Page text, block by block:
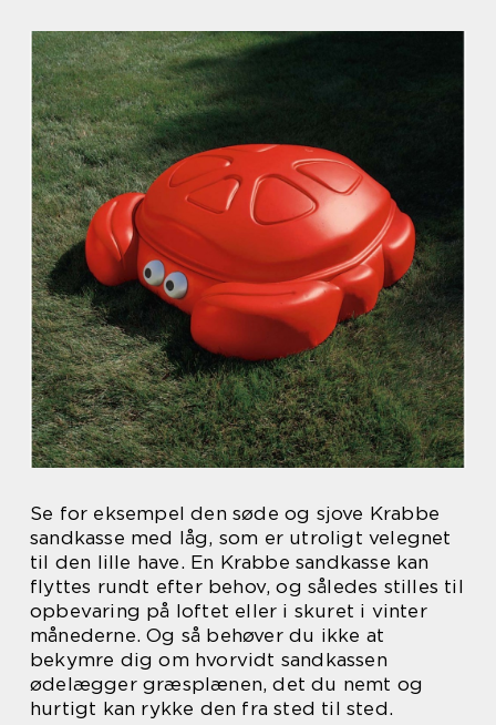
Se for eksempel den søde og sjove Krabbe
sandkasse med låg, som er utroligt velegnet
til den lille have. En Krabbe sandkasse kan
flyttes rundt efter behov, og således stilles til
opbevaring på loftet eller i skuret i vinter
månederne. Og så behøver du ikke at
bekymre dig om hvorvidt sandkassen
ødelægger græsplænen, det du nemt og
hurtigt kan rykke den fra sted til sted.